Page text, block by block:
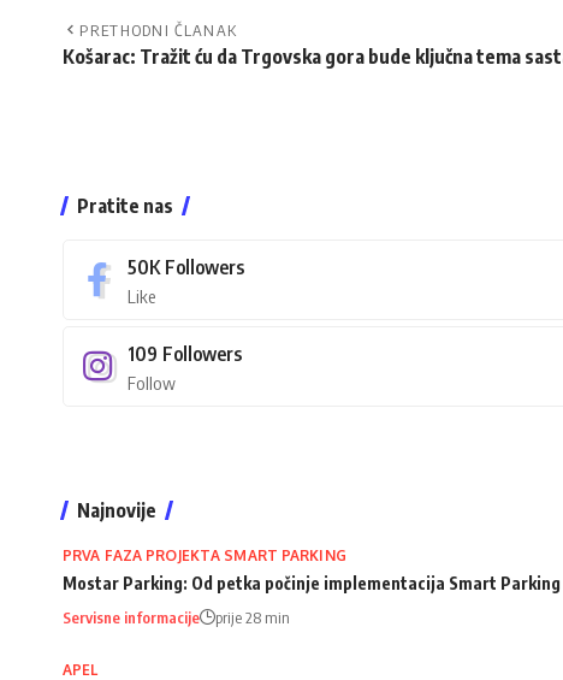
PRETHODNI ČLANAK
Košarac: Tražit ću da Trgovska gora bude ključna tema
Pratite nas
50K Followers
Like
109 Followers
Follow
Najnovije
PRVA FAZA PROJEKTA SMART PARKING
Mostar Parking: Od petka počinje implementacija Smart
Servisne informacije prije 28 min
APEL